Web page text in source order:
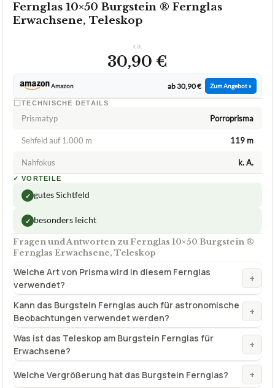
Fernglas 10×50 Burgstein ® Fernglas
Erwachsene, Teleskop
ca.
30,90 €
Amazon ab 30,90 € Zum Angebot »
TECHNISCHE DETAILS
Prismatyp Porroprisma
Sehfeld auf 1.000 m 119 m
Nahfokus k. A.
✓ VORTEILE
✓ gutes Sichtfeld
✓ besonders leicht
Fragen und Antworten zu Fernglas 10×50 Burgstein ®
Fernglas Erwachsene, Teleskop
Welche Art von Prisma wird in diesem Fernglas
verwendet?
+
Kann das Burgstein Fernglas auch für astronomische
Beobachtungen verwendet werden?
+
Was ist das Teleskop am Burgstein Fernglas für
Erwachsene?
+
Welche Vergrößerung hat das Burgstein Fernglas? +